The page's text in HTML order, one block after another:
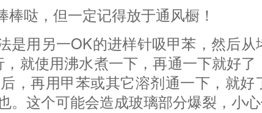
哒，但一定记得放于通风橱！
是用另一OK的进样针吸甲苯，然后从
就使用沸水煮一下，再通一下就好
，再用甲苯或其它溶剂通一下，就好
这个可能会造成玻璃部分爆裂，小心